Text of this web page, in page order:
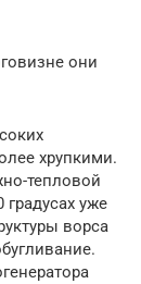
они
хрупкими.
тепловой
градусах уже
ворса